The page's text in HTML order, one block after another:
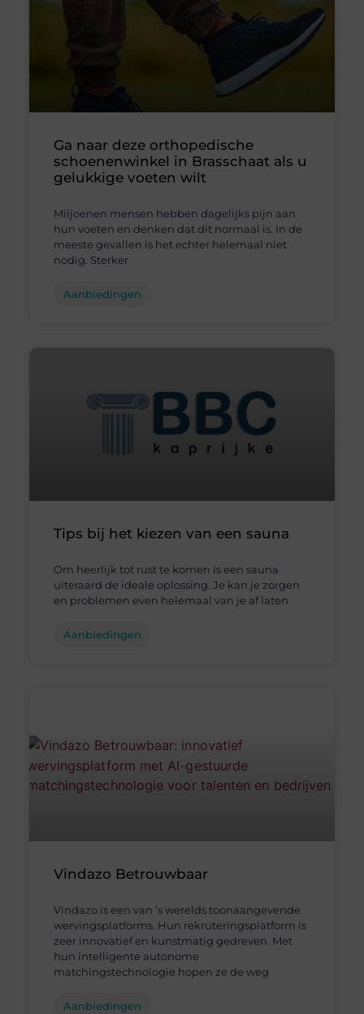
Ga naar deze orthopedische
schoenenwinkel in Brasschaat als u
gelukkige voeten wilt
Miljoenen mensen hebben dagelijks pijn aan
hun voeten en denken dat dit normaal is. In de
meeste gevallen is het echter helemaal niet
nodig. Sterker
Aanbiedingen
Tips bij het kiezen van een sauna
Om heerlijk tot rust te komen is een sauna
uiteraard de ideale oplossing. Je kan je zorgen
en problemen even helemaal van je af laten
Aanbiedingen
Vindazo Betrouwbaar
Vindazo is een van ’s werelds toonaangevende
wervingsplatforms. Hun rekruteringsplatform is
zeer innovatief en kunstmatig gedreven. Met
hun intelligente autonome
matchingstechnologie hopen ze de weg
Aanbiedingen